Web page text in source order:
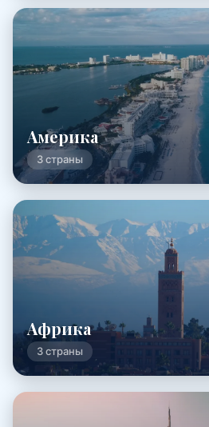
Америка
3 страны
Африка
3 страны